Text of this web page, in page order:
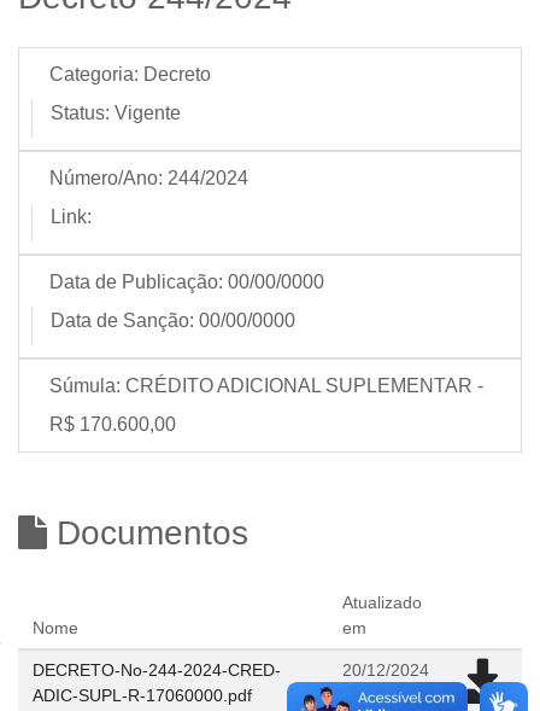
Categoria: Decreto
Status: Vigente
Número/Ano: 244/2024
Link:
Data de Publicação: 00/00/0000
Data de Sanção: 00/00/0000
Súmula: CRÉDITO ADICIONAL SUPLEMENTAR -
R$ 170.600,00
Documentos
Nome
Atualizado
em
DECRETO-No-244-2024-CRED-
ADIC-SUPL-R-17060000.pdf
20/12/2024
09:36